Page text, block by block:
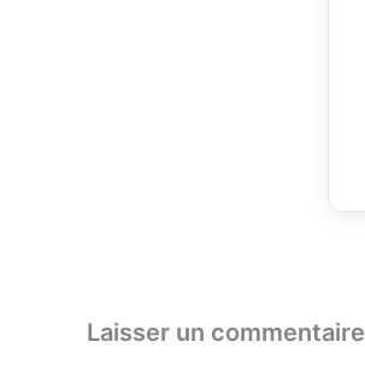
Laisser un commentaire